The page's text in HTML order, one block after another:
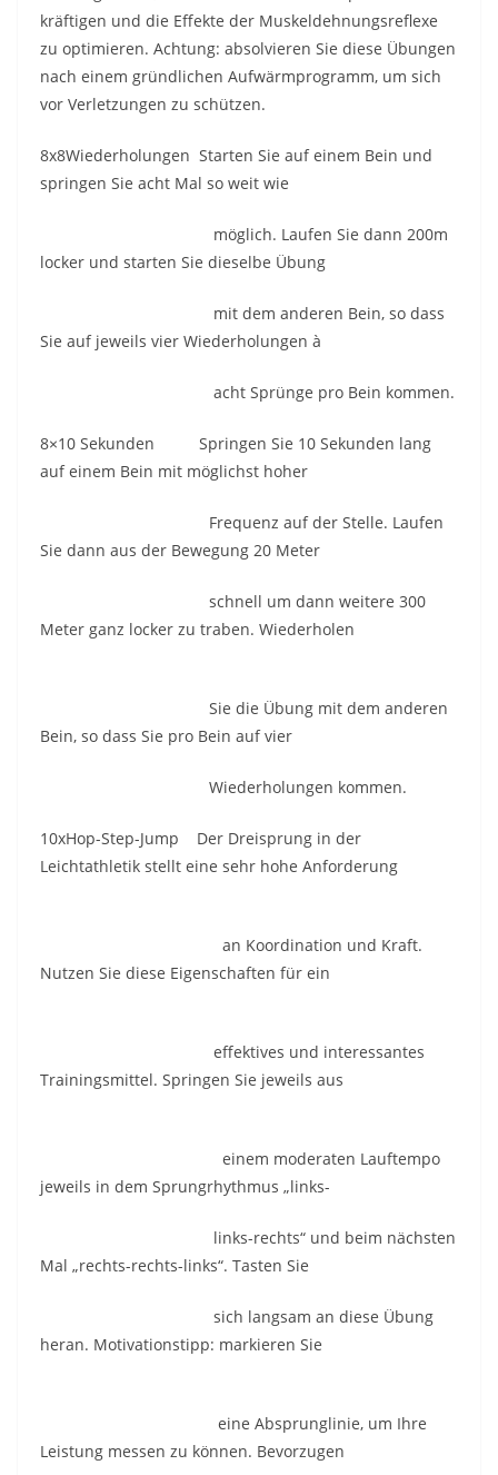
kräftigen und die Effekte der Muskeldehnungsreflexe
zu optimieren. Achtung: absolvieren Sie diese Übungen
nach einem gründlichen Aufwärmprogramm, um sich
vor Verletzungen zu schützen.
8x8Wiederholungen Starten Sie auf einem Bein und
springen Sie acht Mal so weit wie
möglich. Laufen Sie dann 200m
locker und starten Sie dieselbe Übung
mit dem anderen Bein, so dass
Sie auf jeweils vier Wiederholungen à
acht Sprünge pro Bein kommen.
8×10 Sekunden Springen Sie 10 Sekunden lang
auf einem Bein mit möglichst hoher
Frequenz auf der Stelle. Laufen
Sie dann aus der Bewegung 20 Meter
schnell um dann weitere 300
Meter ganz locker zu traben. Wiederholen
Sie die Übung mit dem anderen
Bein, so dass Sie pro Bein auf vier
Wiederholungen kommen.
10xHop-Step-Jump Der Dreisprung in der
Leichtathletik stellt eine sehr hohe Anforderung
an Koordination und Kraft.
Nutzen Sie diese Eigenschaften für ein
effektives und interessantes
Trainingsmittel. Springen Sie jeweils aus
einem moderaten Lauftempo
jeweils in dem Sprungrhythmus „links-
links-rechts“ und beim nächsten
Mal „rechts-rechts-links“. Tasten Sie
sich langsam an diese Übung
heran. Motivationstipp: markieren Sie
eine Absprunglinie, um Ihre
Leistung messen zu können. Bevorzugen